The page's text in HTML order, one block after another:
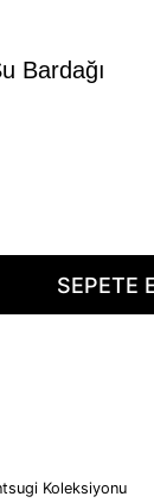
Bardağı
Koleksiyonu